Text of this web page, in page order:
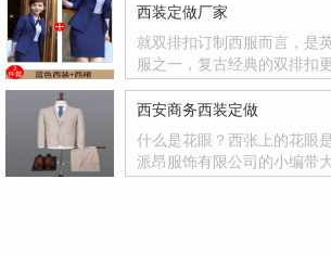
西装定做厂家
就双排扣订制西服而言，是
服之一，复古经典的双排扣
西安商务西装定做
什么是花眼？西张上的花眼
派昂服饰有限公司的小编带